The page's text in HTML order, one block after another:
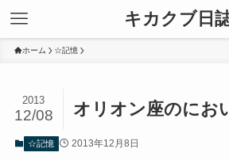
キカクブ日
ホーム ☆記憶
オリオン座のにお
2013
12/08
☆記憶 2013年12月8日